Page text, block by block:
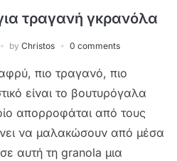
τραγανή γκρανόλα
by Christos 0 comments
πιο τραγανό, πιο
είναι το βουτυρόγαλα
απορροφάται από τους
να μαλακώσουν από μέσα
αυτή τη granola μια